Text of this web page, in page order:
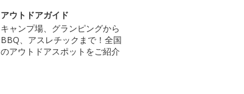
アウトドアガイド
キャンプ場、グランピングから
BBQ、アスレチックまで！全国
のアウトドアスポットをご紹介